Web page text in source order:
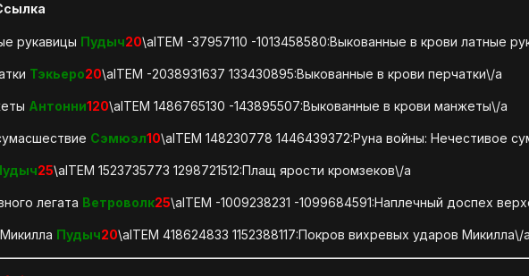
рукавицы Пудыч20\aITEM -37957110 -1013458580:Выкованные в крови латные
Тэкьеро20\aITEM -2038931637 133430895:Выкованные в крови перчатки\/a
Антонни120\aITEM 1486765130 -143895507:Выкованные в крови манжеты\/a
Сэмюэл10\aITEM 148230778 1446439372:Руна войны: Нечестивое
25\aITEM 1523735773 1298721512:Плащ ярости кромзеков\/a
легата Ветроволк25\aITEM -1009238231 -1099684591:Наплечный доспех
Пудыч20\aITEM 418624833 1152388117:Покров вихревых ударов Микилла\/a